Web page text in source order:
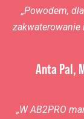
„Powodem,
zakwaterowanie
Anta Pal,
„W AB2PRO